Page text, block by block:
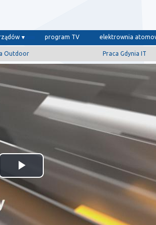
program TV elektrownia
Outdoor Praca Gdynia IT
Odtwórz
wideo